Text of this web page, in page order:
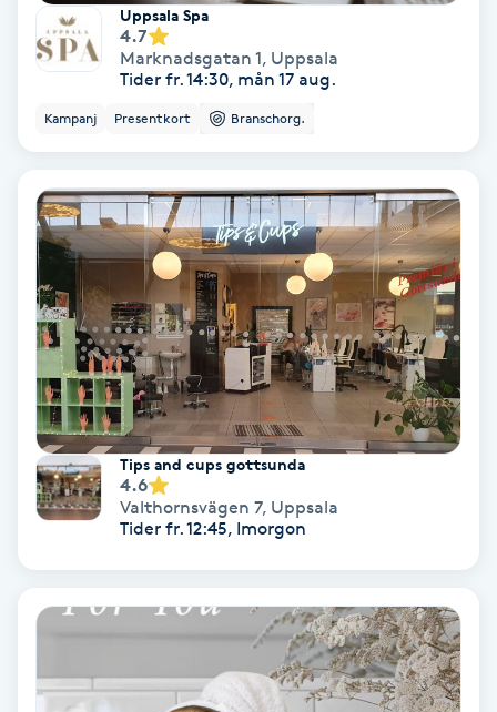
Mesoterapi
MicroPen
Mixfransar
Nagelförlängning
Nagelförlängning akryl
Nagelförlängning gelé
Nagelförlängning glasfiber
Nagelförlängning silke
Uppsala Spa
4.7
Marknadsgatan 1, Uppsala
Tider fr. 14:30, mån 17 aug.
Kampanj Presentkort Branschorg.
Tips and cups gottsunda
4.6
Valthornsvägen 7, Uppsala
Tider fr. 12:45, Imorgon